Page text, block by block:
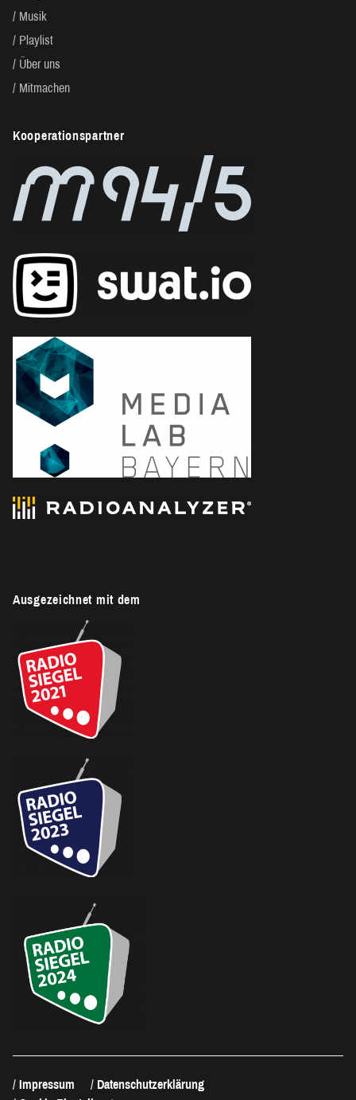
Musik
Playlist
Über uns
Mitmachen
Kooperationspartner
Ausgezeichnet mit dem
Impressum
Datenschutzerklärung